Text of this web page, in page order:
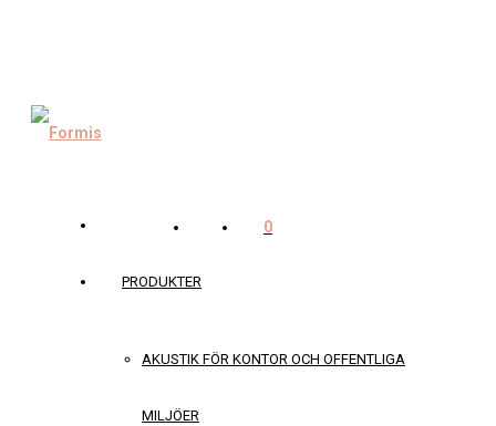
PRODUKTER
AKUSTIK FÖR KONTOR OCH OFFENTLIGA
MILJÖER
0